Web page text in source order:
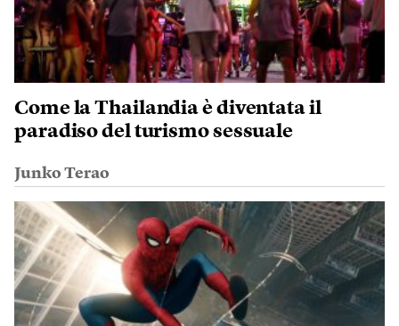
Come la Thailandia è diventata il
paradiso del turismo sessuale
Junko Terao